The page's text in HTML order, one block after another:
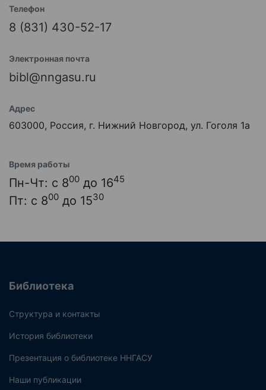
Телефон
8 (831) 430-52-17
Электронная почта
bibl@nngasu.ru
Адрес
603000, Россия, г. Нижний Новгород, ул. Гоголя 1а
Время работы
Пн-Чт: с 800 до 1645
Пт: с 800 до 1530
Библиотека
Структура и контакты
История библиотеки
Презентация о библиотеке ННГАСУ
Наши публикации